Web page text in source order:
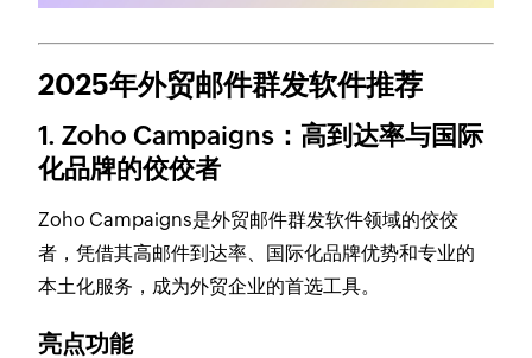
2025年外贸邮件群发软件推荐
1. Zoho Campaigns：高到达率与国际
化品牌的佼佼者
Zoho Campaigns是外贸邮件群发软件领域的佼佼
者，凭借其高邮件到达率、国际化品牌优势和专业的
本土化服务，成为外贸企业的首选工具。
亮点功能